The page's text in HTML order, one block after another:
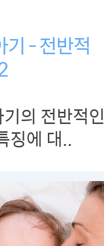
- 전반적
의 전반적
징에 대..